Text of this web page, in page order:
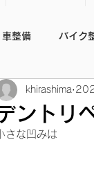
車整備 バイク
ュース 日常
ントリ
khirashima
さな凹みは